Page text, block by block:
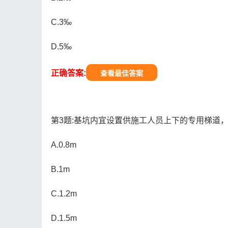
C.3‰
D.5‰
正确答案: 查看最佳答案
第3题:基坑内宜设置供施工人员上下的专用梯道
A.0.8m
B.1m
C.1.2m
D.1.5m